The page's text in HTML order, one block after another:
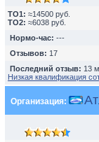
TO1: ≈14500 руб.
TO2: ≈6038 руб.
Нормо-час: ---
Отзывов: 17
Последний отзыв: 13
Низкая квалификация
Организация: